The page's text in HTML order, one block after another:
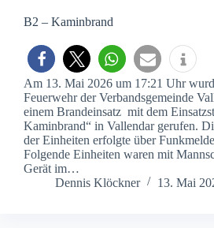
B2 – Kaminbrand
Am 13. Mai 2026 um 17:21 Uhr
Feuerwehr der Verbandsgemeinde
einem Brandeinsatz mit dem
Kaminbrand“ in Vallendar gerufen.
der Einheiten erfolgte über
Folgende Einheiten waren mit
Gerät im…
Dennis Klöckner
13. Mai